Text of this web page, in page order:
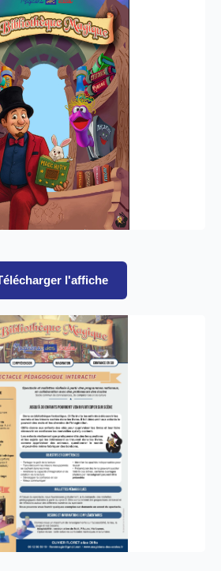
du spectacle
qualité pour promouvoir le
dans votre établissement
l'affiche
détaillée
avec tous les détails
et techniques du spectacle